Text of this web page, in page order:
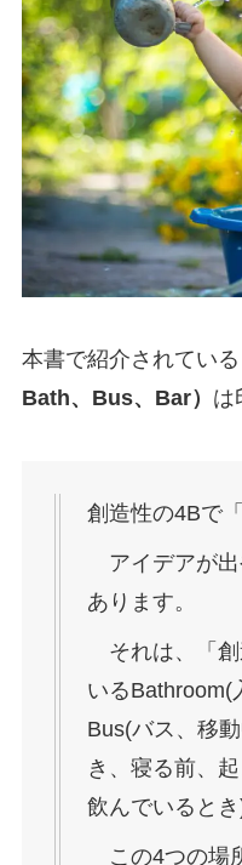
本書で紹介されている
Bath、Bus、Bar） は
創造性の4Bで
アイデアが出
あります。
それは、「創
いるBathroom(
Bus(バス、移
き、寝る前、
飲んでいるとき
この4つの場